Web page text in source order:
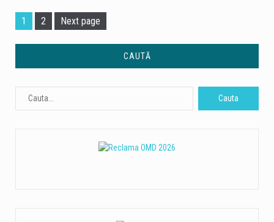
Page
1 Page
2 Next page
CAUTĂ